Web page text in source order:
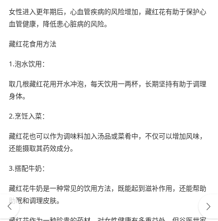
女性进入更年期后，心血管疾病的风险增加，藏红花有助于保护心
血管健康，降低患心脏病的风险。
藏红花食用方法
1.泡水饮用：
取几根藏红花用开水冲泡，每天饮用一两杯，长期坚持有助于调理
身体。
2.烹饪入菜：
藏红花也可以作为调味料加入汤品或菜肴中，不仅可以增加风味，
还能摄取其药效成分。
3.搭配牛奶：
藏红花牛奶是一种常见的饮用方法，既能起到滋补作用，还能帮助
助眠和调理皮肤。